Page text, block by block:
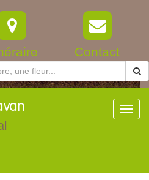
Contact